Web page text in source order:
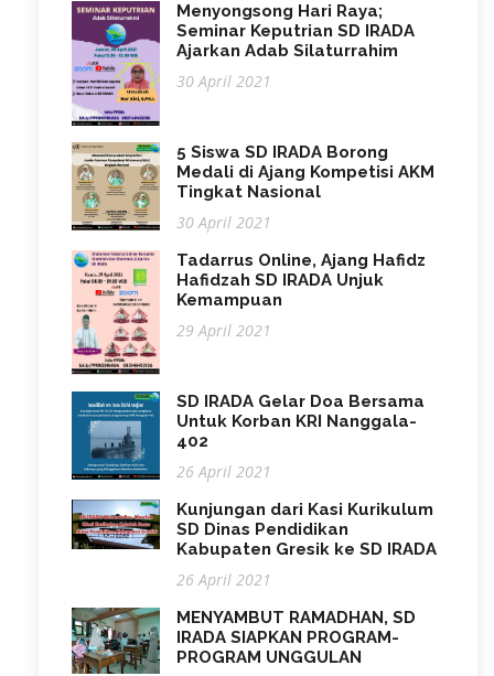
Menyongsong Hari Raya;
Seminar Keputrian SD IRADA
Ajarkan Adab Silaturrahim
30 April 2021
5 Siswa SD IRADA Borong
Medali di Ajang Kompetisi AKM
Tingkat Nasional
30 April 2021
Tadarrus Online, Ajang Hafidz
Hafidzah SD IRADA Unjuk
Kemampuan
29 April 2021
SD IRADA Gelar Doa Bersama
Untuk Korban KRI Nanggala-
402
26 April 2021
Kunjungan dari Kasi Kurikulum
SD Dinas Pendidikan
Kabupaten Gresik ke SD IRADA
26 April 2021
MENYAMBUT RAMADHAN, SD
IRADA SIAPKAN PROGRAM-
PROGRAM UNGGULAN